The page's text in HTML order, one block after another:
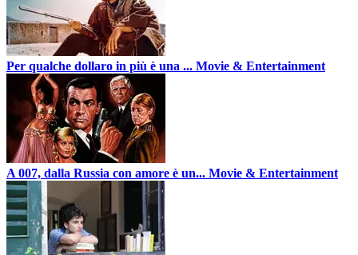
Per qualche dollaro in più è una ... Movie & Entertainment
A 007, dalla Russia con amore è un... Movie & Entertainment